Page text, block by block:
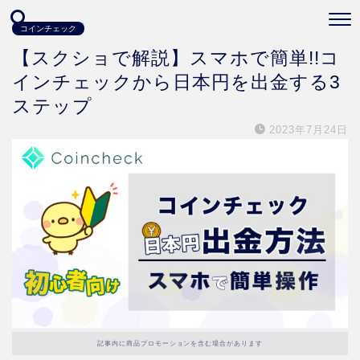
コインチェック
【スクショで解説】スマホで簡単!!コ
インチェックから日本円を出金する3
ステップ
2023年7月24日
記事内に商品プロモーションを含む場合があります